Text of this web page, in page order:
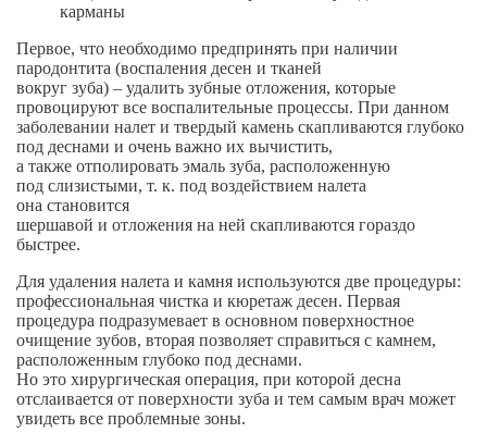
карманы
Первое, что необходимо предпринять при наличии
пародонтита (воспаления десен и тканей
вокруг зуба) – удалить зубные отложения, которые
провоцируют все воспалительные процессы. При данном
заболевании налет и твердый камень скапливаются глубоко
под деснами и очень важно их вычистить,
а также отполировать эмаль зуба, расположенную
под слизистыми, т. к. под воздействием налета
она становится
шершавой и отложения на ней скапливаются гораздо
быстрее.
Для удаления налета и камня используются две процедуры:
профессиональная чистка и кюретаж десен. Первая
процедура подразумевает в основном поверхностное
очищение зубов, вторая позволяет справиться с камнем,
расположенным глубоко под деснами.
Но это хирургическая операция, при которой десна
отслаивается от поверхности зуба и тем самым врач может
увидеть все проблемные зоны.